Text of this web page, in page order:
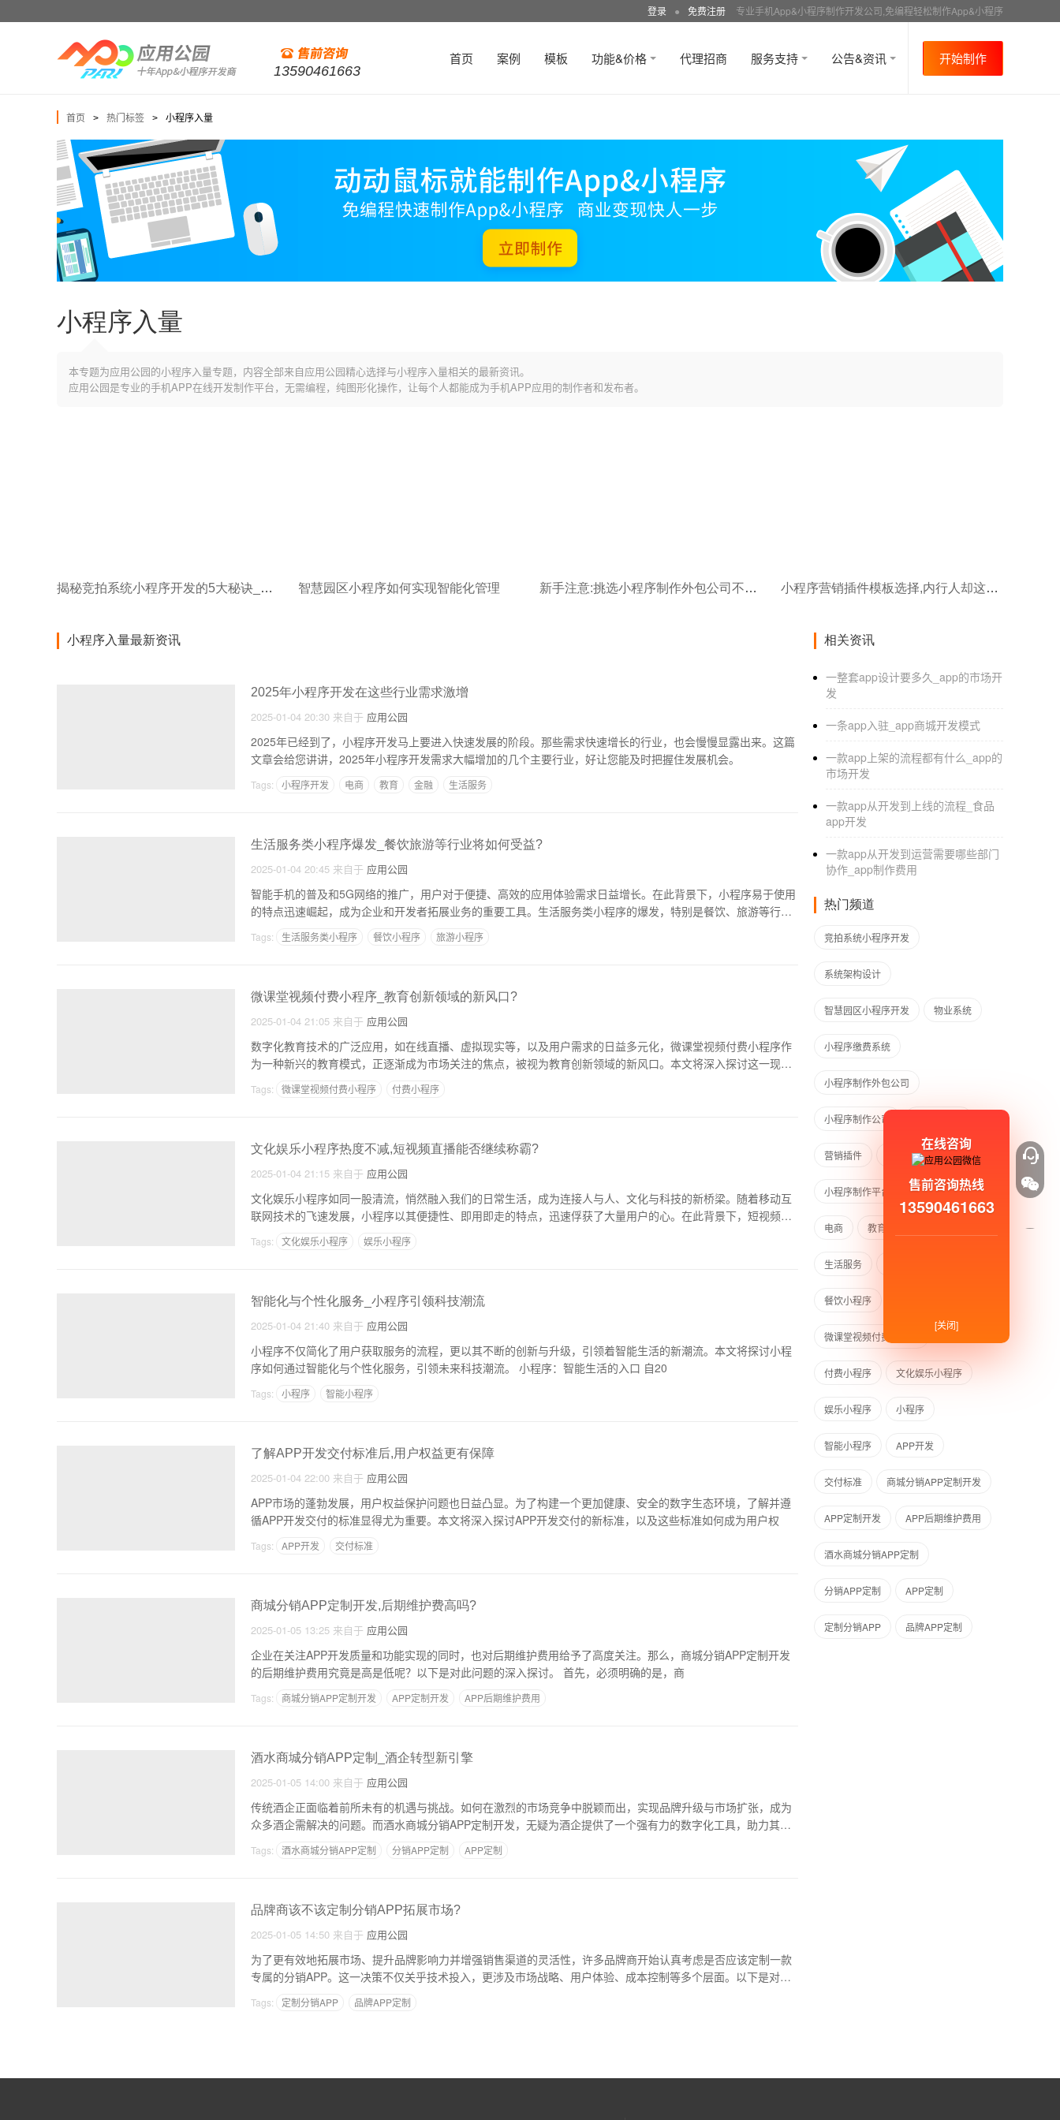
登录 ● 免费注册 专业手机App&小程序制作开发公司,免编程轻松制作App&小程序
13590461663
首页 案例 模板 功能&价格 代理招商 服务支持 公告&资讯 开始制作
首页 > 热门标签 > 小程序入量
小程序入量
本专题为应用公园的小程序入量专题，内容全部来自应用公园精心选择与小程序入量相关的最新资讯。
应用公园是专业的手机APP在线开发制作平台，无需编程，纯图形化操作，让每个人都能成为手机APP应用的制作者和发布者。
揭秘竞拍系统小程序开发的5大秘诀_成功赢得市场竞争 智慧园区小程序如何实现智能化管理 新手注意:挑选小程序制作外包公司不能只看价格 小程序营销插件模板选择,内行人却这样做
小程序入量最新资讯
2025年小程序开发在这些行业需求激增
2025-01-04 20:30 来自于 应用公园
2025年已经到了，小程序开发马上要进入快速发展的阶段。那些需求快速增长的行业，也会慢慢显露出来。这篇
文章会给您讲讲，2025年小程序开发需求大幅增加的几个主要行业，好让您能及时把握住发展机会。
Tags: 小程序开发 电商 教育 金融 生活服务
生活服务类小程序爆发_餐饮旅游等行业将如何受益?
2025-01-04 20:45 来自于 应用公园
智能手机的普及和5G网络的推广，用户对于便捷、高效的应用体验需求日益增长。在此背景下，小程序易于使用
的特点迅速崛起，成为企业和开发者拓展业务的重要工具。生活服务类小程序的爆发，特别是餐饮、旅游等行
Tags: 生活服务类小程序 餐饮小程序 旅游小程序
微课堂视频付费小程序_教育创新领域的新风口?
2025-01-04 21:05 来自于 应用公园
数字化教育技术的广泛应用，如在线直播、虚拟现实等，以及用户需求的日益多元化，微课堂视频付费小程序作
为一种新兴的教育模式，正逐渐成为市场关注的焦点，被视为教育创新领域的新风口。本文将深入探讨这一现象
Tags: 微课堂视频付费小程序 付费小程序
文化娱乐小程序热度不减,短视频直播能否继续称霸?
2025-01-04 21:15 来自于 应用公园
文化娱乐小程序如同一股清流，悄然融入我们的日常生活，成为连接人与人、文化与科技的新桥梁。随着移动互
联网技术的飞速发展，小程序以其便捷性、即用即走的特点，迅速俘获了大量用户的心。在此背景下，短视频与
Tags: 文化娱乐小程序 娱乐小程序
智能化与个性化服务_小程序引领科技潮流
2025-01-04 21:40 来自于 应用公园
小程序不仅简化了用户获取服务的流程，更以其不断的创新与升级，引领着智能生活的新潮流。本文将探讨小程
序如何通过智能化与个性化服务，引领未来科技潮流。 小程序：智能生活的入口 自20
Tags: 小程序 智能小程序
了解APP开发交付标准后,用户权益更有保障
2025-01-04 22:00 来自于 应用公园
APP市场的蓬勃发展，用户权益保护问题也日益凸显。为了构建一个更加健康、安全的数字生态环境，了解并遵
循APP开发交付的标准显得尤为重要。本文将深入探讨APP开发交付的新标准，以及这些标准如何成为用户权
Tags: APP开发 交付标准
商城分销APP定制开发,后期维护费高吗?
2025-01-05 13:25 来自于 应用公园
企业在关注APP开发质量和功能实现的同时，也对后期维护费用给予了高度关注。那么，商城分销APP定制开发
的后期维护费用究竟是高是低呢？以下是对此问题的深入探讨。 首先，必须明确的是，商
Tags: 商城分销APP定制开发 APP定制开发 APP后期维护费用
酒水商城分销APP定制_酒企转型新引擎
2025-01-05 14:00 来自于 应用公园
传统酒企正面临着前所未有的机遇与挑战。如何在激烈的市场竞争中脱颖而出，实现品牌升级与市场扩张，成为
众多酒企需解决的问题。而酒水商城分销APP定制开发，无疑为酒企提供了一个强有力的数字化工具，助力其在
Tags: 酒水商城分销APP定制 分销APP定制 APP定制
品牌商该不该定制分销APP拓展市场?
2025-01-05 14:50 来自于 应用公园
为了更有效地拓展市场、提升品牌影响力并增强销售渠道的灵活性，许多品牌商开始认真考虑是否应该定制一款
专属的分销APP。这一决策不仅关乎技术投入，更涉及市场战略、用户体验、成本控制等多个层面。以下是对品
Tags: 定制分销APP 品牌APP定制
相关资讯
一整套app设计要多久_app的市场开
发
一条app入驻_app商城开发模式
一款app上架的流程都有什么_app的
市场开发
一款app从开发到上线的流程_食品
app开发
一款app从开发到运营需要哪些部门
协作_app制作费用
热门频道
竞拍系统小程序开发
系统架构设计
智慧园区小程序开发 物业系统
小程序缴费系统
小程序制作外包公司
小程序制作公司
营销插件 模板类型
小程序制作平台 小程序开发
电商 教育
生活服务
餐饮小程序
微课堂视频付费小程序
付费小程序 文化娱乐小程序
娱乐小程序 小程序
智能小程序 APP开发
交付标准 商城分销APP定制开发
APP定制开发 APP后期维护费用
酒水商城分销APP定制
分销APP定制 APP定制
定制分销APP 品牌APP定制
在线咨询
售前咨询热线
13590461663
[关闭]